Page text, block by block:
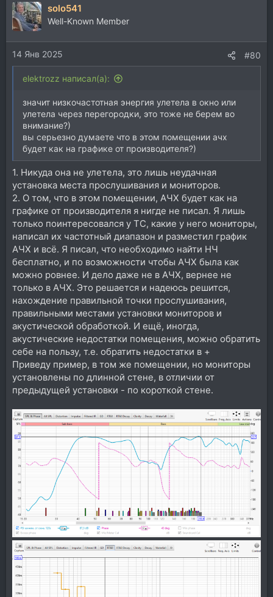
к
ц
и
и
:
solo541
Well-Known Member
14 Янв 2025 #80
elektrozz написал(а):
значит низкочастотная энергия улетела в окно или
улетела через перегородки, это тоже не берем во
внимание?)
вы серьезно думаете что в этом помещении ачх
будет как на графике от производителя?)
1. Никуда она не улетела, это лишь неудачная
установка места прослушивания и мониторов.
2. О том, что в этом помещении, АЧХ будет как на
графике от производителя я нигде не писал. Я лишь
только поинтересовался у ТС, какие у него мониторы,
написал их частотный диапазон и разместил график
АЧХ и всё. Я писал, что необходимо найти НЧ
бесплатно, и по возможности чтобы АЧХ была как
можно ровнее. И дело даже не в АЧХ, вернее не
только в АЧХ. Это решается и надеюсь решится,
нахождение правильной точки прослушивания,
правильными местами установки мониторов и
акустической обработкой. И ещё, иногда,
акустические недостатки помещения, можно обратить
себе на пользу, т.е. обратить недостатки в +
Приведу пример, в том же помещении, но мониторы
установлены по длинной стене, в отличии от
предыдущей установки - по короткой стене.